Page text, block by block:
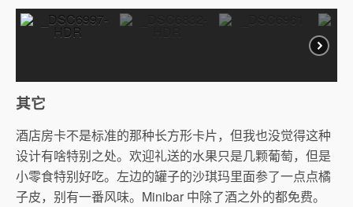
其它
酒店房卡不是标准的那种长方形卡片，但我也没觉得这种
设计有啥特别之处。欢迎礼送的水果只是几颗葡萄，但是
小零食特别好吃。左边的罐子的沙琪玛里面参了一点点橘
子皮，别有一番风味。Minibar 中除了酒之外的都免费。